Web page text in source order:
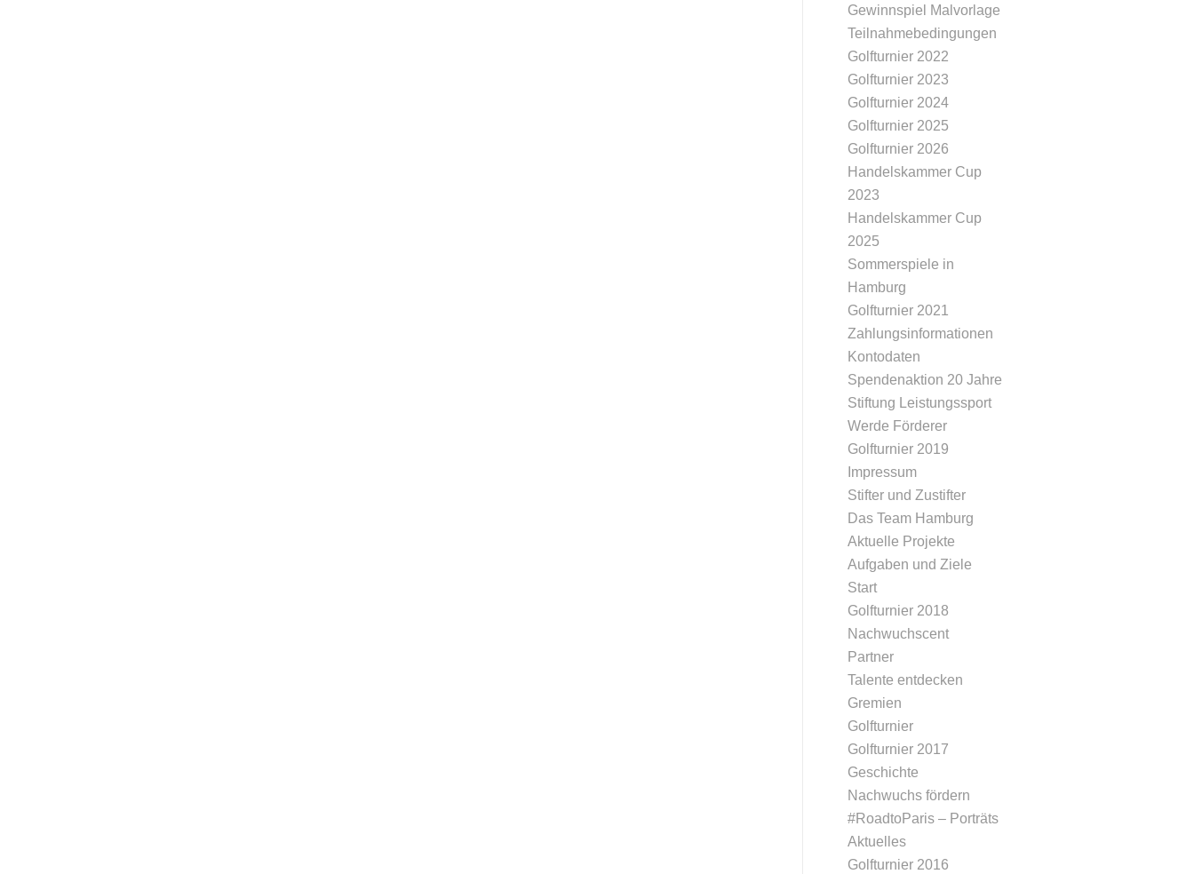
Gewinnspiel Malvorlage
Teilnahmebedingungen
Golfturnier 2022
Golfturnier 2023
Golfturnier 2024
Golfturnier 2025
Golfturnier 2026
Handelskammer Cup
2023
Handelskammer Cup
2025
Sommerspiele in
Hamburg
Golfturnier 2021
Zahlungsinformationen
Kontodaten
Spendenaktion 20 Jahre
Stiftung Leistungssport
Werde Förderer
Golfturnier 2019
Impressum
Stifter und Zustifter
Das Team Hamburg
Aktuelle Projekte
Aufgaben und Ziele
Start
Golfturnier 2018
Nachwuchscent
Partner
Talente entdecken
Gremien
Golfturnier
Golfturnier 2017
Geschichte
Nachwuchs fördern
#RoadtoParis – Porträts
Aktuelles
Golfturnier 2016